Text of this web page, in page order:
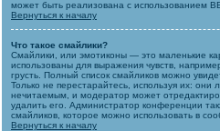
может быть реализована с использованием
Вернуться к началу
Что такое смайлики?
Смайлики, или эмотиконы — это маленькие
использованы для выражения чувств,
грусть. Полный список смайликов можно
Только не перестарайтесь, используя их: они
нечитаемым, и модератор может
удалить его. Администратор конференции
смайликов, которое можно использовать в
Вернуться к началу